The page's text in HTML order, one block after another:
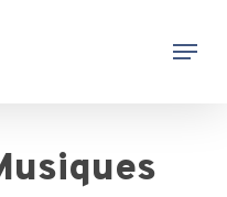
Menu